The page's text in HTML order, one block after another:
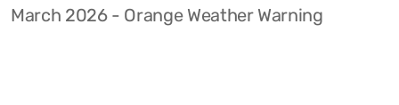
March 2026 - Orange Weather Warning